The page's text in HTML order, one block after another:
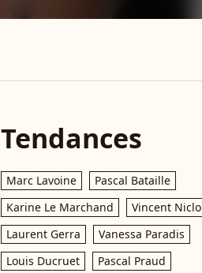
Tendances
Marc Lavoine
Pascal Bataille
Karine Le Marchand
Vincent Niclo
Laurent Gerra
Vanessa Paradis
Louis Ducruet
Pascal Praud